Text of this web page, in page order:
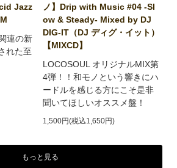
Jazz
連の新
れた至
ノ】Drip with Music #04 -Sl
ow & Steady- Mixed by DJ
DIG-IT（DJ ディグ・イット）
【MIXCD】
LOCOSOUL オリジナルMIX第
4弾！！和モノという響きにハ
ードルを感じる方にこそ是非
聞いてほしいオススメ盤！
1,500円(税込1,650円)
もっと見る